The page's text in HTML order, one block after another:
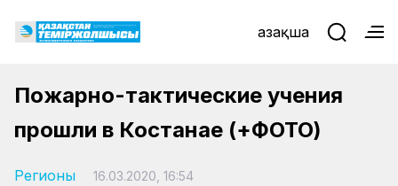
Қазақша
Пожарно-тактические учения
прошли в Костанае (+ФОТО)
Регионы 16.03.2020, 16:54